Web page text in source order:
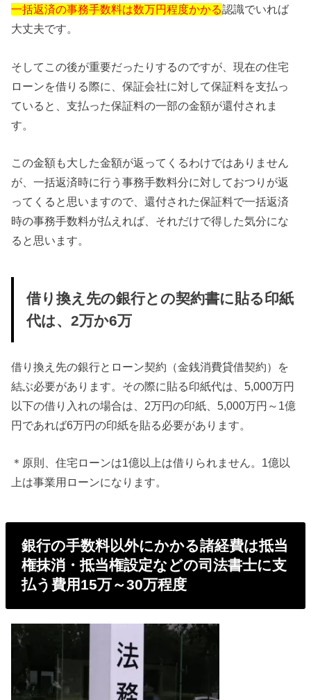
一括返済の事務手数料は数万円程度かかる認識でいれば
大丈夫です。
そしてこの後が重要だったりするのですが、現在の住宅
ローンを借りる際に、保証会社に対して保証料を支払っ
ていると、支払った保証料の一部の金額が還付されま
す。
この金額も大した金額が返ってくるわけではありません
が、一括返済時に行う事務手数料分に対しておつりが返
ってくると思いますので、還付された保証料で一括返済
時の事務手数料が払えれば、それだけで得した気分にな
ると思います。
借り換え先の銀行との契約書に貼る印紙
代は、2万か6万
借り換え先の銀行とローン契約（金銭消費貸借契約）を
結ぶ必要があります。その際に貼る印紙代は、5,000万円
以下の借り入れの場合は、2万円の印紙、5,000万円～1億
円であれば6万円の印紙を貼る必要があります。
＊原則、住宅ローンは1億以上は借りられません。1億以
上は事業用ローンになります。
銀行の手数料以外にかかる諸経費は抵当
権抹消・抵当権設定などの司法書士に支
払う費用15万～30万程度